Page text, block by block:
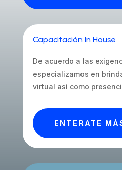
Capacitación In House
De acuerdo a las
especializamos en
virtual así como
ENTERATE